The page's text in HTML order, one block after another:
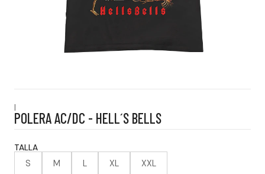
|
POLERA AC/DC - HELL´S BELLS
TALLA
S M L XL XXL